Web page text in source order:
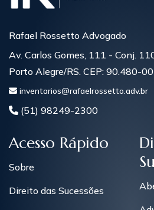
Rafael Rossetto Advogado
Av. Carlos Gomes, 111 - Conj.
Porto Alegre/RS. CEP: 90.480-
inventarios@rafaelrossetto.adv.br
(51) 98249-2300
Acesso Rápido
Sobre
Direito das Sucessões